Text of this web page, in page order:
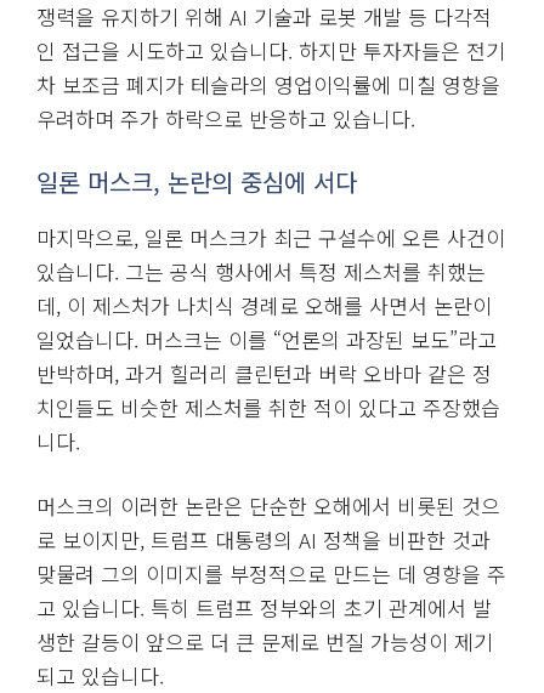
쟁력을 유지하기 위해 AI 기술과 로봇 개발 등 다각적
인 접근을 시도하고 있습니다. 하지만 투자자들은 전기
차 보조금 폐지가 테슬라의 영업이익률에 미칠 영향을
우려하며 주가 하락으로 반응하고 있습니다.
일론 머스크, 논란의 중심에 서다
마지막으로, 일론 머스크가 최근 구설수에 오른 사건이
있습니다. 그는 공식 행사에서 특정 제스처를 취했는
데, 이 제스처가 나치식 경례로 오해를 사면서 논란이
일었습니다. 머스크는 이를 “언론의 과장된 보도”라고
반박하며, 과거 힐러리 클린턴과 버락 오바마 같은 정
치인들도 비슷한 제스처를 취한 적이 있다고 주장했습
니다.
머스크의 이러한 논란은 단순한 오해에서 비롯된 것으
로 보이지만, 트럼프 대통령의 AI 정책을 비판한 것과
맞물려 그의 이미지를 부정적으로 만드는 데 영향을 주
고 있습니다. 특히 트럼프 정부와의 초기 관계에서 발
생한 갈등이 앞으로 더 큰 문제로 번질 가능성이 제기
되고 있습니다.